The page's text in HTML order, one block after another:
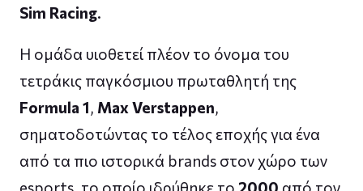
Sim Racing.
Η ομάδα υιοθετεί πλέον το όνομα του
τετράκις παγκόσμιου πρωταθλητή της
Formula 1, Max Verstappen,
σηματοδοτώντας το τέλος εποχής για ένα
από τα πιο ιστορικά brands στον χώρο των
esports, το οποίο ιδρύθηκε το 2000 από τον